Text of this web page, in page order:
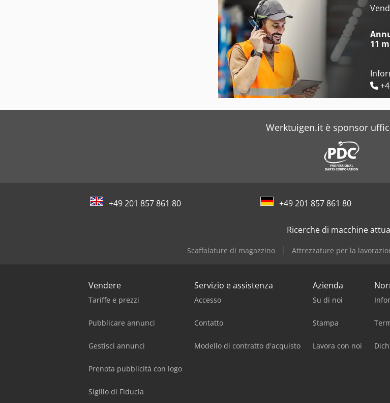
Danobat
Defum
Dirinler
Dixi
11
Werktuigen.it è sponsor
+49 201 857 861 80 +49 201 857 861 80
Ricerche di macchine
Scaffalature di magazzino Attrezzature per la
Vendere
Tariffe e prezzi
Pubblicare annunci
Gestisci annunci
Prenota pubblicità con logo
Sigillo di Fiducia
Servizio e assistenza
Accesso
Contatto
Modello di contratto d'acquisto
Azienda
Su di noi
Stampa
Lavora con noi